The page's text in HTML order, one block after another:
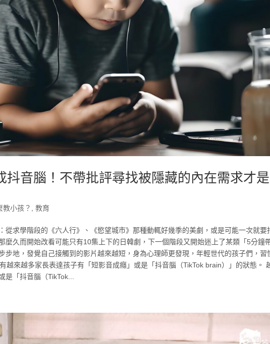
抖音腦！不帶批評尋找被隱藏的內在需求才
教小孩？ ,教育
從求學階段的《六人行》、《慾望城市》那種動輒好幾季的美劇，或是可能一次就要
麼久而開始改看可能只有10集上下的日韓劇，下一個階段又開始迷上了某類「5分鐘
步地，發覺自己接觸到的影片越來越短，身為心理師更發現，年輕世代的孩子們，習
越來越多家長表達孩子有「短影音成癮」或是「抖音腦（TikTok brain）」的狀態。
是「抖音腦（TikTok...